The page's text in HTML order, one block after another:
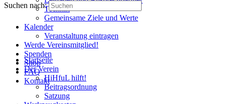
Technik
Gemeinsame Ziele und Werte
Kalender
Veranstaltung eintragen
Werde Vereinsmitglied!
Spenden
Shop
FAQ
Kontakt
Suchen nach:
Startseite
Der Verein
HiHfuL hilft!
Beitragsordnung
Satzung